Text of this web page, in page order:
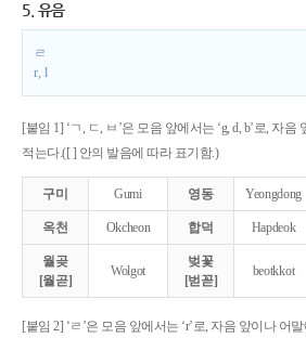
5. 유음
ㄹ
r, l
[붙임 1] ‘ㄱ, ㄷ, ㅂ’은 모음 앞에서는 ‘g, d, b’로, 자음
적는다.([ ] 안의 발음에 따라 표기함.)
구미 Gumi 영동 Yeongdong
옥천 Okcheon 합덕 Hapdeok
월곶
[월곧]
Wolgot
벚꽃
[벋꼳]
beotkkot
[붙임 2] ‘ㄹ’은 모음 앞에서는 ‘r’로, 자음 앞이나 어